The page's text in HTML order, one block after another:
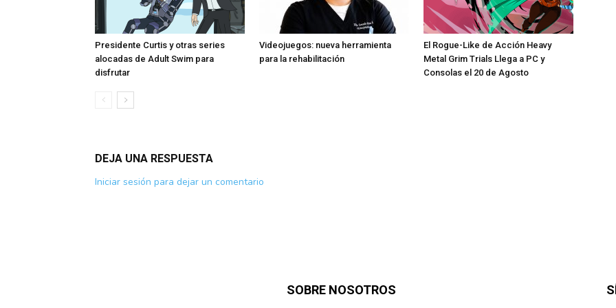
Presidente Curtis y otras series
alocadas de Adult Swim para
disfrutar
Videojuegos: nueva herramienta
para la rehabilitación
El Rogue-Like de Acción Heavy
Metal Grim Trials Llega a PC y
Consolas el 20 de Agosto
DEJA UNA RESPUESTA
Iniciar sesión para dejar un comentario
SOBRE NOSOTROS